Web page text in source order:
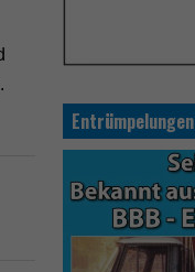
Entrümpelungen